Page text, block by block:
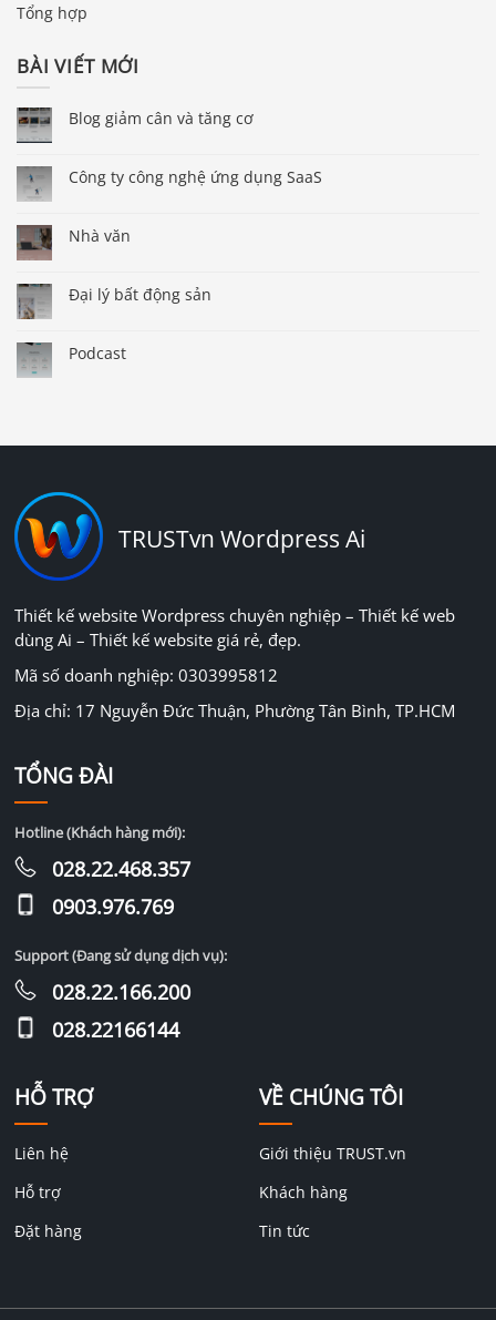
Tổng hợp
BÀI VIẾT MỚI
Blog giảm cân và tăng cơ
Công ty công nghệ ứng dụng SaaS
Nhà văn
Đại lý bất động sản
Podcast
TRUSTvn Wordpress Ai
Thiết kế website Wordpress chuyên nghiệp – Thiết kế web
dùng Ai – Thiết kế website giá rẻ, đẹp.
Mã số doanh nghiệp: 0303995812
Địa chỉ: 17 Nguyễn Đức Thuận, Phường Tân Bình, TP.HCM
HỖ TRỢ
Liên hệ
Hỗ trợ
Đặt hàng
VỀ CHÚNG TÔI
Giới thiệu TRUST.vn
Khách hàng
Tin tức
TỔNG ĐÀI
Hotline (Khách hàng mới):
028.22.468.357
0903.976.769
Support (Đang sử dụng dịch vụ):
028.22.166.200
028.22166144